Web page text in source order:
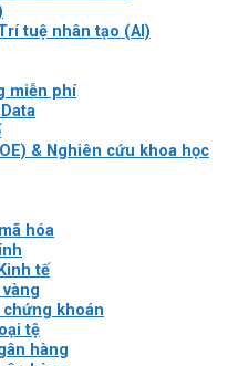
tuệ nhân tạo (AI)
miễn phí
& Nghiên cứu khoa học
hóa
tế
khoán
tệ
hàng